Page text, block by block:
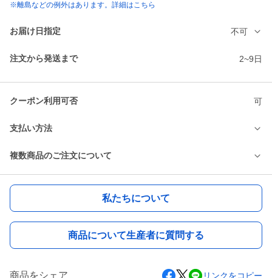
※離島などの例外はあります。詳細はこちら
お届け日指定 不可
注文から発送まで 2~9日
クーポン利用可否 可
支払い方法
複数商品のご注文について
私たちについて
商品について生産者に質問する
商品をシェア リンクをコピー